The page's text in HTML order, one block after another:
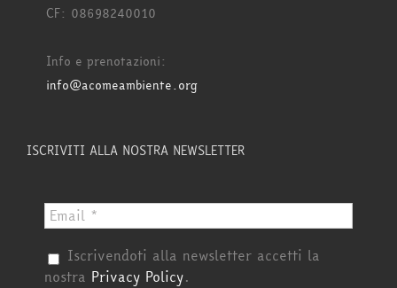
CF: 08698240010
Info e prenotazioni:
info@acomeambiente.org
ISCRIVITI ALLA NOSTRA NEWSLETTER
Iscrivendoti alla newsletter accetti la
nostra Privacy Policy.